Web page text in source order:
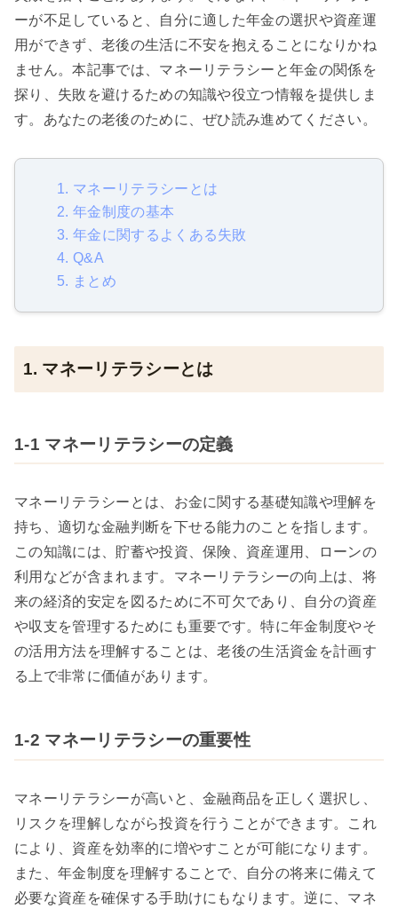
ーが不足していると、自分に適した年金の選択や資産運
用ができず、老後の生活に不安を抱えることになりかね
ません。本記事では、マネーリテラシーと年金の関係を
探り、失敗を避けるための知識や役立つ情報を提供しま
す。あなたの老後のために、ぜひ読み進めてください。
1. マネーリテラシーとは
2. 年金制度の基本
3. 年金に関するよくある失敗
4. Q&A
5. まとめ
1. マネーリテラシーとは
1-1 マネーリテラシーの定義
マネーリテラシーとは、お金に関する基礎知識や理解を
持ち、適切な金融判断を下せる能力のことを指します。
この知識には、貯蓄や投資、保険、資産運用、ローンの
利用などが含まれます。マネーリテラシーの向上は、将
来の経済的安定を図るために不可欠であり、自分の資産
や収支を管理するためにも重要です。特に年金制度やそ
の活用方法を理解することは、老後の生活資金を計画す
る上で非常に価値があります。
1-2 マネーリテラシーの重要性
マネーリテラシーが高いと、金融商品を正しく選択し、
リスクを理解しながら投資を行うことができます。これ
により、資産を効率的に増やすことが可能になります。
また、年金制度を理解することで、自分の将来に備えて
必要な資産を確保する手助けにもなります。逆に、マネ